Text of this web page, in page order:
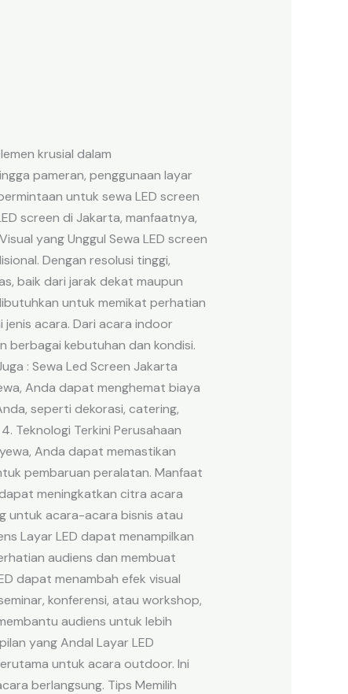
krusial dalam
pameran, penggunaan layar
untuk sewa LED screen
screen di Jakarta, manfaatnya,
yang Unggul Sewa LED screen
Dengan resolusi tinggi,
baik dari jarak dekat maupun
untuk memikat perhatian
jenis acara. Dari acara indoor
berbagai kebutuhan dan kondisi.
: Sewa Led Screen Jakarta
Anda dapat menghemat biaya
seperti dekorasi, catering,
Teknologi Terkini Perusahaan
Anda dapat memastikan
pembaruan peralatan. Manfaat
meningkatkan citra acara
untuk acara-acara bisnis atau
Layar LED dapat menampilkan
audiens dan membuat
dapat menambah efek visual
konferensi, atau workshop,
audiens untuk lebih
yang Andal Layar LED
untuk acara outdoor. Ini
berlangsung. Tips Memilih